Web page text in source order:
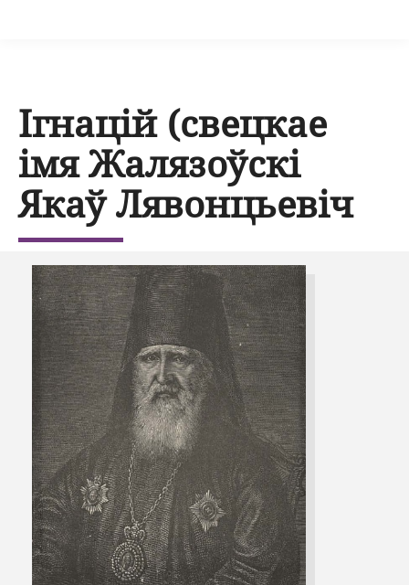
Ігнацій (свецкае
імя Жалязоўскі
Якаў Лявонцьевіч